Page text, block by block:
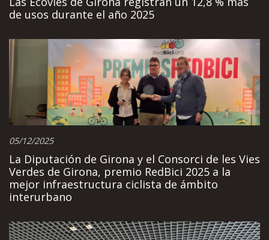
de usos durante el año 2025
05/12/2025
La Diputación de Girona y el Consorci de les Vies
Verdes de Girona, premio RedBici 2025 a la
mejor infraestructura ciclista de ámbito
interurbano